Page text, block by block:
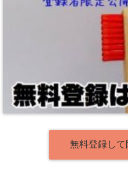
無料登録し